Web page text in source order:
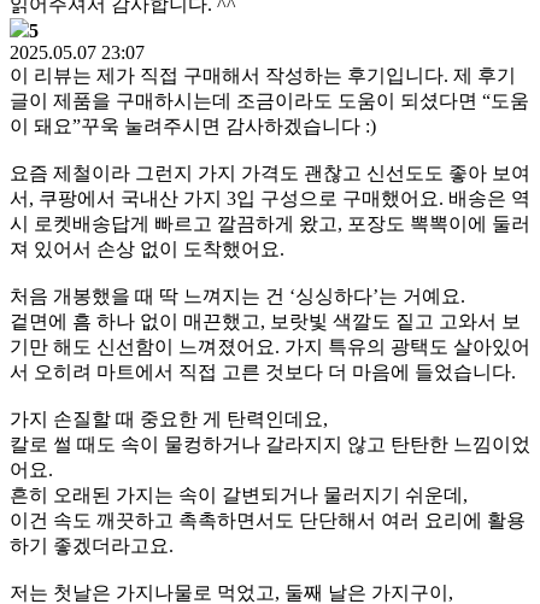
읽어주셔서 감사합니다. ^^
5
2025.05.07 23:07
이 리뷰는 제가 직접 구매해서 작성하는 후기입니다. 제 후기
글이 제품을 구매하시는데 조금이라도 도움이 되셨다면 “도움
이 돼요”꾸욱 눌려주시면 감사하겠습니다 :)
요즘 제철이라 그런지 가지 가격도 괜찮고 신선도도 좋아 보여
서, 쿠팡에서 국내산 가지 3입 구성으로 구매했어요. 배송은 역
시 로켓배송답게 빠르고 깔끔하게 왔고, 포장도 뽁뽁이에 둘러
져 있어서 손상 없이 도착했어요.
처음 개봉했을 때 딱 느껴지는 건 ‘싱싱하다’는 거예요.
겉면에 흠 하나 없이 매끈했고, 보랏빛 색깔도 짙고 고와서 보
기만 해도 신선함이 느껴졌어요. 가지 특유의 광택도 살아있어
서 오히려 마트에서 직접 고른 것보다 더 마음에 들었습니다.
가지 손질할 때 중요한 게 탄력인데요,
칼로 썰 때도 속이 물컹하거나 갈라지지 않고 탄탄한 느낌이었
어요.
흔히 오래된 가지는 속이 갈변되거나 물러지기 쉬운데,
이건 속도 깨끗하고 촉촉하면서도 단단해서 여러 요리에 활용
하기 좋겠더라고요.
저는 첫날은 가지나물로 먹었고, 둘째 날은 가지구이,